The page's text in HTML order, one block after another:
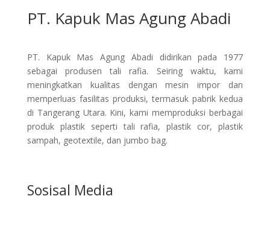
PT. Kapuk Mas Agung Abadi
PT. Kapuk Mas Agung Abadi didirikan pada 1977
sebagai produsen tali rafia. Seiring waktu, kami
meningkatkan kualitas dengan mesin impor dan
memperluas fasilitas produksi, termasuk pabrik kedua
di Tangerang Utara. Kini, kami memproduksi berbagai
produk plastik seperti tali rafia, plastik cor, plastik
sampah, geotextile, dan jumbo bag.
Sosisal Media